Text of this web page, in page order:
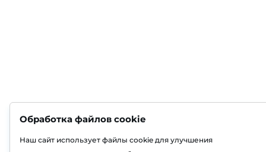
Обработка файлов cookie
Наш сайт использует файлы cookie для улучшения